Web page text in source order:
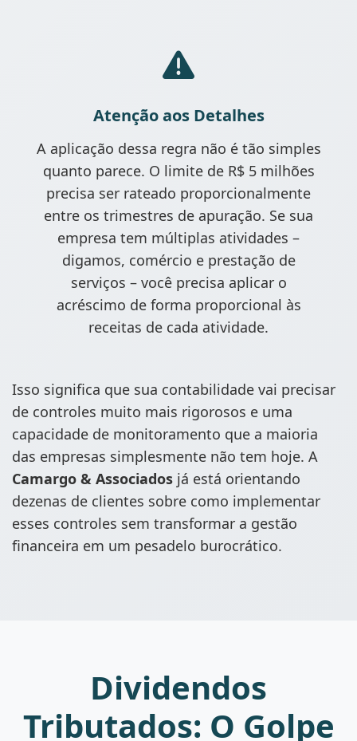
Atenção aos Detalhes
A aplicação dessa regra não é tão simples
quanto parece. O limite de R$ 5 milhões
precisa ser rateado proporcionalmente
entre os trimestres de apuração. Se sua
empresa tem múltiplas atividades –
digamos, comércio e prestação de
serviços – você precisa aplicar o
acréscimo de forma proporcional às
receitas de cada atividade.
Isso significa que sua contabilidade vai precisar
de controles muito mais rigorosos e uma
capacidade de monitoramento que a maioria
das empresas simplesmente não tem hoje. A
Camargo & Associados já está orientando
dezenas de clientes sobre como implementar
esses controles sem transformar a gestão
financeira em um pesadelo burocrático.
Dividendos
Tributados: O Golpe